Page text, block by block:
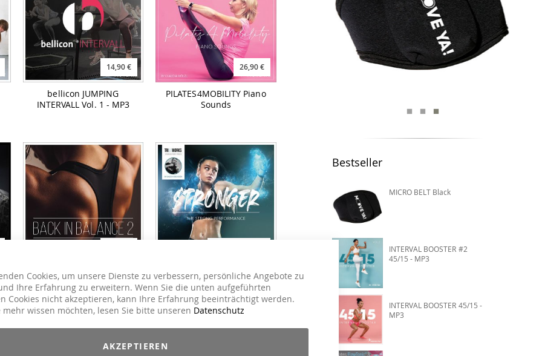
Cookies, um unsere Dienste zu verbessern, persönliche Angebote zu
Ihre Erfahrung zu erweitern. Wenn Sie die unten aufgeführten
Cookies nicht akzeptieren, kann Ihre Erfahrung beeinträchtigt werden.
mehr wissen möchten, lesen Sie bitte unseren Datenschutz
AKZEPTIEREN
14,90 €
bellicon JUMPING
INTERVALL Vol. 1 - MP3
26,90 €
PILATES4MOBILITY Piano
Sounds
BACK IN BALANCE #2
STRONGER The Strong
Performance
Bestseller
MICRO BELT Black
INTERVAL BOOSTER #2
45/15 - MP3
INTERVAL BOOSTER 45/15 -
MP3